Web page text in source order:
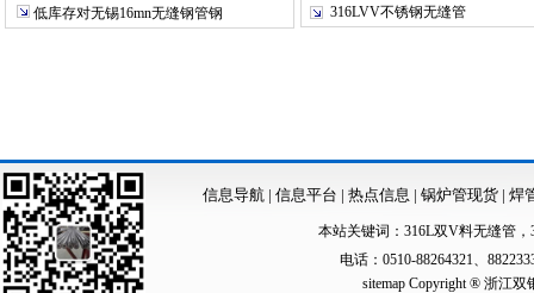
低库存对无锡16mn无缝钢管钢
316LVV不锈钢无缝管
信息导航| 信息平台 | 热点信息 | 锅炉管现货 | 焊
本站关键词： 316L双V料无缝管 ，
电话：0510-88264321、
sitemapCopyright ® 浙江双